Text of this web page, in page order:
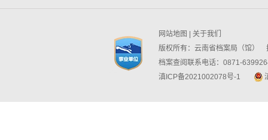
网站地图 | 关于我们
版权所有：云南省档案局（馆）
档案查阅联系电话：0871-
滇ICP备2021002078号-1